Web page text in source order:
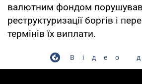
валютним фондом
реструктуризації боргів і
термінів їх виплати.
Відео